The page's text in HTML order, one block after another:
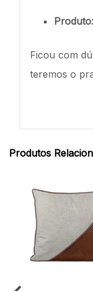
Produto:
Ficou com
teremos o
Produtos